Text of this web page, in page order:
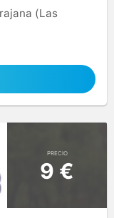
(Las
PRECIO
9 €